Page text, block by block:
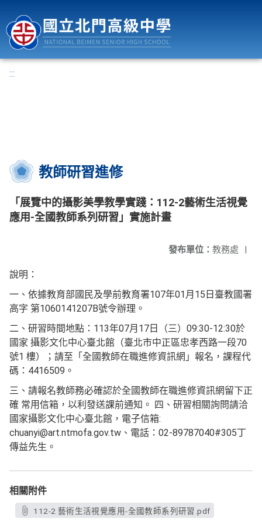
:::
教師研習進修
「展覽中的攝影美學教學實踐：112-2藝術生活視覺
應用-全國教師系列研習」實施計畫
發布單位： 教務處 |
說明：
一、依據教育部國民及學前教育署107年01月15日臺教國署
高字 第1060141207B號令辦理。
二、研習時間地點：113年07月17日（三）09:30-12:30於
國家 攝影文化中心臺北館（臺北市中正區忠孝西路一段70
號1 樓）；請至「全國教師在職進修資訊網」報名，課程代
碼：4416509。
三、請報名教師務必確認於全國教師在職進修資訊網留下正
確 常用信箱，以利發送課前通知。 四、研習相關詢問請洽
國家攝影文化中心臺北館，電子信箱:
chuanyi@art.ntmofa.gov.tw、電話：02-89787040#305丁
傳益先生。
相關附件
112-2 藝術生活視覺應用-全國教師系列研習.pdf